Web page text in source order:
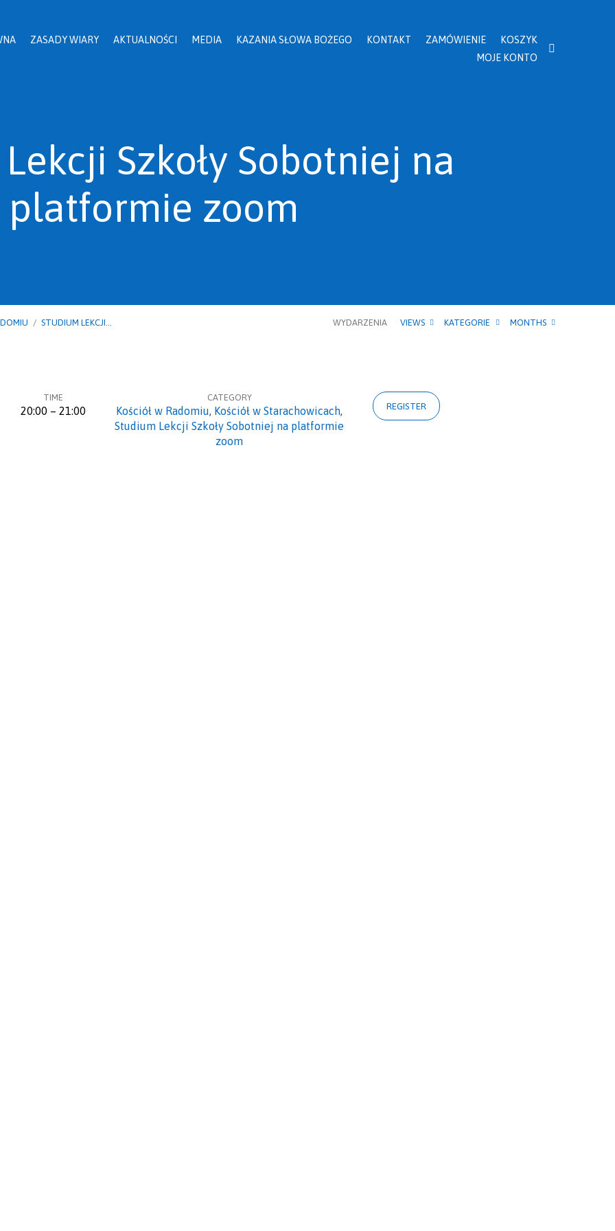
ZASADY WIARY AKTUALNOŚCI MEDIA KAZANIA SŁOWA BOŻEGO KONTAKT ZAMÓWIENIE
KOSZYK
MOJE KONTO
Szkoły Sobotniej na
platformie zoom
/ STUDIUM LEKCJI… WYDARZENIA VIEWS KATEGORIE MONTHS
TIME
20:00 – 21:00
CATEGORY
Kościół w Radomiu, Kościół w Starachowicach,
Studium Lekcji Szkoły Sobotniej na platformie
zoom
REGISTER